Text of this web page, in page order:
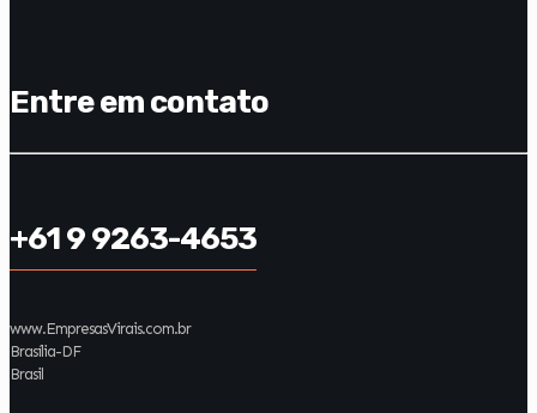
Entre em contato
+61 9 9263-4653
www.EmpresasVirais.com.br
Brasília-DF
Brasil